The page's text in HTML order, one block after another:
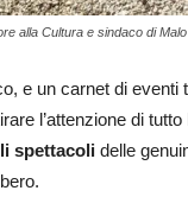
alla Cultura e sindaco di
e un carnet di
l’attenzione di
spettacoli delle